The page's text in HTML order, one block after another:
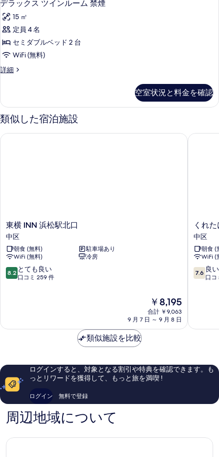
真
を
表
示
す
る
禁
煙
の
す
べ
て
写
真
を
表
禁
煙
の
詳
細
ム
喫
煙
可
の
す
の
写
真
ル
ー
喫
煙
の
ラ
ッ
ク
ス
イ
ル
ー
ム
禁
写
真
を
表
示
デラックス ツインルーム 禁煙
15 ㎡
定員 4 名
セミダブルベッド 2 台
WiFi (無料)
詳細
デ
ス
ツ
イ
ル
空室状況と料金を確認
類似した宿泊施設
東
横
INN
浜
松
駅
北
東横 INN 浜松駅北口
中区
朝食 (無料)
駐車場あり
WiFi (無料)
冷房
10
段
も
コ
259
件
の
口
ミ
8.2 とても良い
口コミ 259 件
現
在
の
￥8,195
合計 ￥9,063
9 月 7 日 ～ 9 月 8 日
東横 INN 浜松駅北口
く
れ
た
け
イ
ン・
セ
松
くれ
中区
朝食 (
WiFi (
10
段
口
件
件
7.6 良い
口コ
くれた
類似施設を比較
ログインすると、対象となる割引や特典を確認できます。も
っとリワードを獲得して、もっと旅を満喫 !
ログイン 無料で登録
周辺地域について